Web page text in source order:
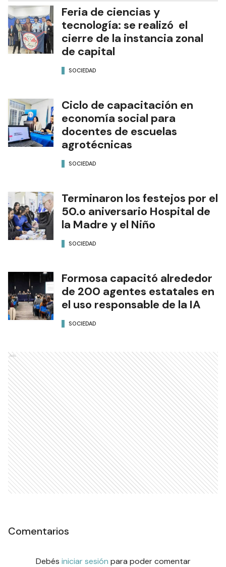
Feria de ciencias y
tecnología: se realizó el
cierre de la instancia zonal
de capital
SOCIEDAD
Ciclo de capacitación en
economía social para
docentes de escuelas
agrotécnicas
SOCIEDAD
Terminaron los festejos por el
50.o aniversario Hospital de
la Madre y el Niño
SOCIEDAD
Formosa capacitó alrededor
de 200 agentes estatales en
el uso responsable de la IA
SOCIEDAD
Ads
Comentarios
Debés iniciar sesión para poder comentar